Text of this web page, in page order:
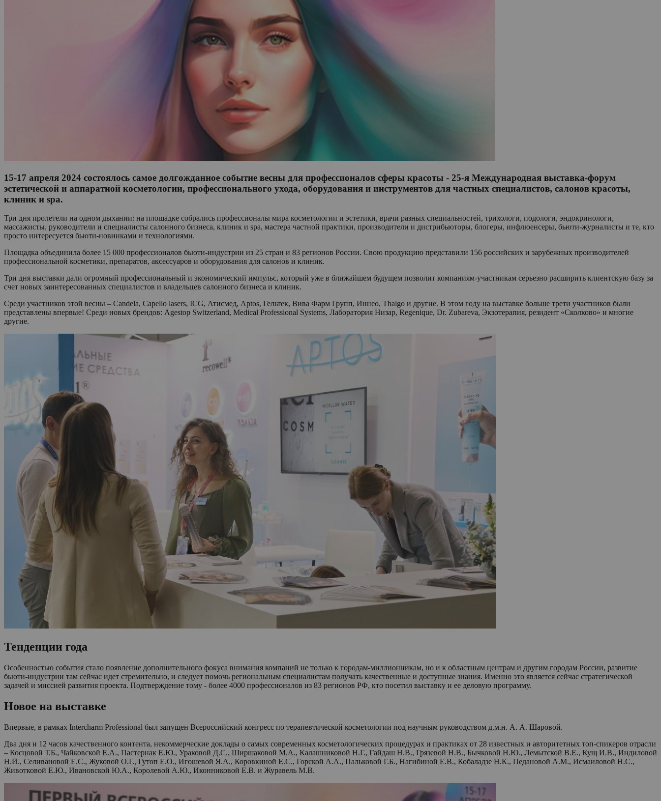
15-17 апреля 2024 состоялось самое долгожданное событие весны для профессионалов сферы красоты - 25-я Международная выставка-форум
эстетической и аппаратной косметологии, профессионального ухода, оборудования и инструментов для частных специалистов, салонов красоты,
клиник и spa.
Три дня пролетели на одном дыхании: на площадке собрались профессионалы мира косметологии и эстетики, врачи разных специальностей, трихологи, подологи, эндокринологи,
массажисты, руководители и специалисты салонного бизнеса, клиник и spa, мастера частной практики, производители и дистрибьюторы, блогеры, инфлюенсеры, бьюти-журналисты и те, кто
просто интересуется бьюти-новинками и технологиями.
Площадка объединила более 15 000 профессионалов бьюти-индустрии из 25 стран и 83 регионов России. Свою продукцию представили 156 российских и зарубежных производителей
профессиональной косметики, препаратов, аксессуаров и оборудования для салонов и клиник.
Три дня выставки дали огромный профессиональный и экономический импульс, который уже в ближайшем будущем позволит компаниям-участникам серьезно расширить клиентскую базу за
счет новых заинтересованных специалистов и владельцев салонного бизнеса и клиник.
Среди участников этой весны – Candela, Capello lasers, ICG, Атисмед, Aptos, Гельтек, Вива Фарм Групп, Иннео, Thalgo и другие. В этом году на выставке больше трети участников были
представлены впервые! Среди новых брендов: Agestop Switzerland, Medical Professional Systems, Лаборатория Низар, Regenique, Dr. Zubareva, Экзотерапия, резидент «Сколково» и многие
другие.
Тенденции года
Особенностью события стало появление дополнительного фокуса внимания компаний не только к городам-миллионникам, но и к областным центрам и другим городам России, развитие
бьюти-индустрии там сейчас идет стремительно, и следует помочь региональным специалистам получать качественные и доступные знания. Именно это является сейчас стратегической
задачей и миссией развития проекта. Подтверждение тому - более 4000 профессионалов из 83 регионов РФ, кто посетил выставку и ее деловую программу.
Новое на выставке
Впервые, в рамках Intercharm Professional был запущен Всероссийский конгресс по терапевтической косметологии под научным руководством д.м.н. А. А. Шаровой.
Два дня и 12 часов качественного контента, некоммерческие доклады о самых современных косметологических процедурах и практиках от 28 известных и авторитетных топ-спикеров отрасли
– Косцовой Т.Б., Чайковской Е.А., Пастернак Е.Ю., Ураковой Д.С., Ширшаковой М.А., Калашниковой Н.Г., Гайдаш Н.В., Грязевой Н.В., Бычковой Н.Ю., Лемытской В.Е., Кущ И.В., Индиловой
Н.И., Селивановой Е.С., Жуковой О.Г., Гутоп Е.О., Игошевой Я.А., Коровкиной Е.С., Горской А.А., Пальковой Г.Б., Нагибиной Е.В., Кобаладзе Н.К., Педановой А.М., Исмаиловой Н.С.,
Животковой Е.Ю., Ивановской Ю.А., Королевой А.Ю., Иконниковой Е.В. и Журавель М.В.